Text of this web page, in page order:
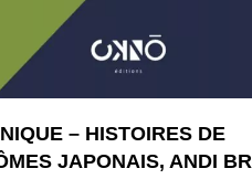
– HISTOIRES DE
JAPONAIS, ANDI